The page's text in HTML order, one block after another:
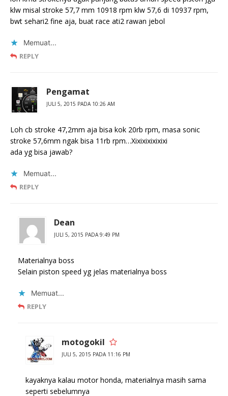
klw misal stroke 57,7 mm 10918 rpm klw 57,6 di 10937 rpm,
bwt sehari2 fine aja, buat race ati2 rawan jebol
Memuat...
REPLY
Pengamat
JULI 5, 2015 PADA 10:26 AM
Loh cb stroke 47,2mm aja bisa kok 20rb rpm, masa sonic
stroke 57,6mm ngak bisa 11rb rpm…Xixixixixixixi
ada yg bisa jawab?
Memuat...
REPLY
Dean
JULI 5, 2015 PADA 9:49 PM
Materialnya boss
Selain piston speed yg jelas materialnya boss
Memuat...
REPLY
motogokil
JULI 5, 2015 PADA 11:16 PM
kayaknya kalau motor honda, materialnya masih sama
seperti sebelumnya